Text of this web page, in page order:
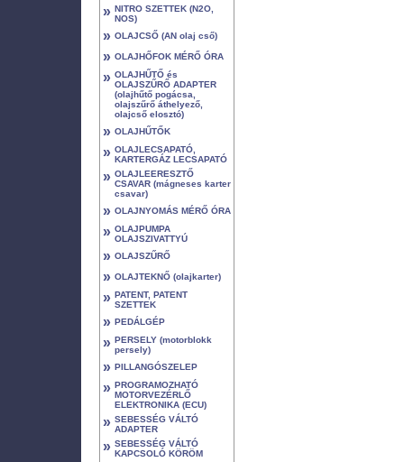
» NITRO SZETTEK (N2O,
NOS)
» OLAJCSŐ (AN olaj cső)
» OLAJHŐFOK MÉRŐ ÓRA
» OLAJHŰTŐ és
OLAJSZŰRŐ ADAPTER
(olajhűtő pogácsa,
olajszűrő áthelyező,
olajcső elosztó)
» OLAJHŰTŐK
» OLAJLECSAPATÓ,
KARTERGÁZ LECSAPATÓ
» OLAJLEERESZTŐ
CSAVAR (mágneses karter
csavar)
» OLAJNYOMÁS MÉRŐ ÓRA
» OLAJPUMPA
OLAJSZIVATTYÚ
» OLAJSZŰRŐ
» OLAJTEKNŐ (olajkarter)
» PATENT, PATENT
SZETTEK
» PEDÁLGÉP
» PERSELY (motorblokk
persely)
» PILLANGÓSZELEP
» PROGRAMOZHATÓ
MOTORVEZÉRLŐ
ELEKTRONIKA (ECU)
» SEBESSÉG VÁLTÓ
ADAPTER
» SEBESSÉG VÁLTÓ
KAPCSOLÓ KÖRÖM